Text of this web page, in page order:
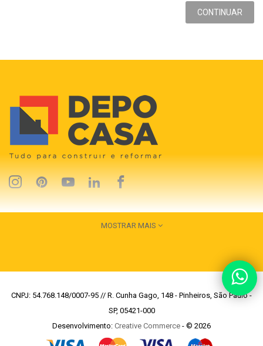
CONTINUAR
MOSTRAR MAIS
CNPJ: 54.768.148/0007-95 // R. Cunha Gago, 148 - Pinheiros, São Paulo -
SP, 05421-000
Desenvolvimento: Creative Commerce - © 2026